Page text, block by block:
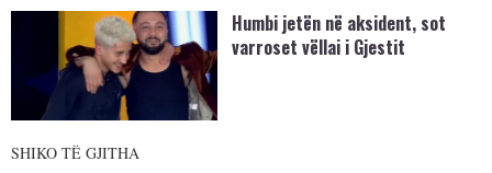
Humbi jetën në aksident, sot
varroset vëllai i Gjestit
SHIKO TË GJITHA